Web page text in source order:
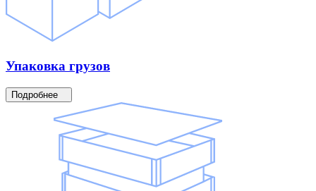
Упаковка грузов
Подробнее